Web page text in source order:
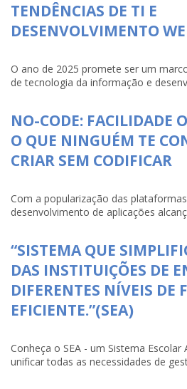
TENDÊNCIAS DE TI E
DESENVOLVIMENTO
O ano de 2025 promete ser um
de tecnologia da informação e
NO-CODE: FACILIDADE
O QUE NINGUÉM TE
CRIAR SEM CODIFICAR
Com a popularização das
desenvolvimento de aplicações
“SISTEMA QUE
DAS INSTITUIÇÕES DE
DIFERENTES NÍVEIS DE
EFICIENTE.”(SEA)
Conheça o SEA - um Sistema Escolar
unificar todas as necessidades de